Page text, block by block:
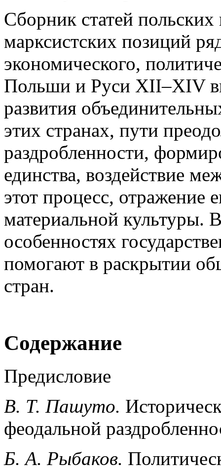
Сборник статей польских
марксистских позиций
экономического,
Польши и Руси XII–XIV
развития
этих странах, пути
раздробленности,
единства, воздействие
этот процесс, отражение
материальной культуры.
особенностях
помогают в раскрытии
стран.
Содержание
Предисловие
В. Т. Пашуто.
феодальной
Б. А. Рыбаков.